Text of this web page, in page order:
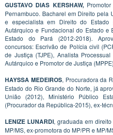
GUSTAVO DIAS KERSHAW,
Pernambuco. Bacharel em Direito pela
e especialista em Direito do Estado
Autárquico e Fundacional do Estado e
Estado do Pará (2012-2018).
concursos: Escrivão de Polícia civil
de Justiça (TJPE), Analista
Autárquico e Promotor de Justiça
HAYSSA MEDEIROS, Procuradora da
Estado do Rio Grande do Norte, já
União (2012), Ministério Público
(Procurador da República-2015), ex-
LENIZE LUNARDI, graduada em
MP/MS, ex-promotora do MP/PR e MP/